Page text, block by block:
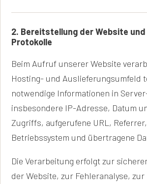
2. Bereitstellung der Website
Protokolle
Beim Aufruf unserer Website
Hosting- und Auslieferungsumfeld
notwendige Informationen in
insbesondere IP-Adresse, Datum
Zugriffs, aufgerufene URL,
Betriebssystem und übertragene
Die Verarbeitung erfolgt zur
der Website, zur Fehleranalyse, zur